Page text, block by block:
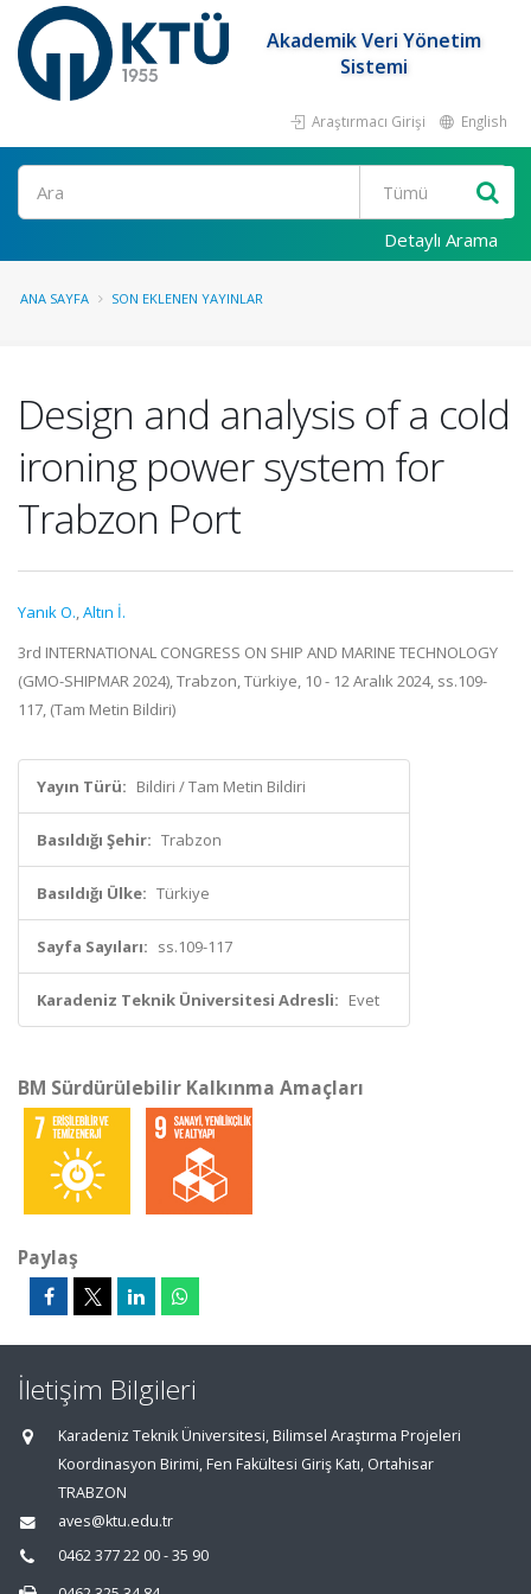
Akademik Veri Yönetim
Sistemi
Araştırmacı Girişi English
Ara
Detaylı Arama
ANA SAYFA SON EKLENEN YAYINLAR
Design and analysis of a cold
ironing power system for
Trabzon Port
Yanık O.,Altın İ.
3rd INTERNATIONAL CONGRESS ON SHIP AND MARINE TECHNOLOGY
(GMO-SHIPMAR 2024), Trabzon, Türkiye, 10 - 12 Aralık 2024, ss.109-
117, (Tam Metin Bildiri)
Yayın Türü: Bildiri / Tam Metin Bildiri
Basıldığı Şehir: Trabzon
Basıldığı Ülke: Türkiye
Sayfa Sayıları: ss.109-117
Karadeniz Teknik Üniversitesi Adresli: Evet
BM Sürdürülebilir Kalkınma Amaçları
Paylaş
İletişim Bilgileri
Karadeniz Teknik Üniversitesi, Bilimsel Araştırma Projeleri
Koordinasyon Birimi, Fen Fakültesi Giriş Katı, Ortahisar
TRABZON
aves@ktu.edu.tr
0462 377 22 00 - 35 90